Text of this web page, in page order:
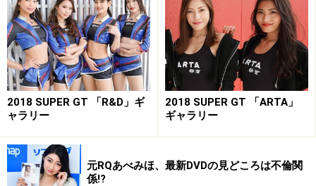
2018 SUPER GT 「R&D」ギ
ャラリー
2018 SUPER GT 「ARTA」
ギャラリー
元RQあべみほ、最新DVDの見どころは不倫関
係!?